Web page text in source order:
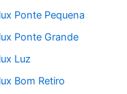
Ponte Pequena
Ponte Grande
Luz
Bom Retiro